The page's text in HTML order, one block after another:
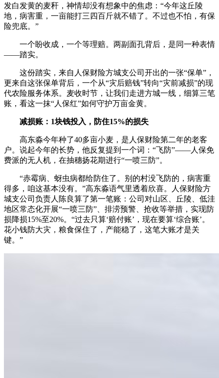
发白发黄的麦秆，神情却没有想象中的焦虑：“今年这丘陵
地，病害重，一亩能打三四百斤就不错了。不过也不怕，有保
险兜底。”
一个盼收成，一个等理赔。两副面孔背后，是同一种表情
——踏实。
这份踏实，来自人保财险方城支公司开出的一张“保单”，
更来自这张保单背后，一个从“灾后赔钱”转向“灾前减损”的现
代农险服务体系。麦收时节，让我们走进方城一线，细算三笔
账，看这一抹“人保红”如何守护万亩金黄。
减损账：1块钱投入，防住15%的损失
高东淼今年种了40多亩小麦，是人保财险第二年的老客
户。说起今年的长势，他反复提到一个词：“飞防”——人保免
费派的无人机，在抽穗扬花期进行“一喷三防”。
“赤霉病、蚜虫病都给防住了。别的村没飞防的，病害重
得多，咱这基本没有。”高东淼语气里透着欣喜。人保财险方
城支公司负责人陈良算了第一笔账：公司对山区、丘陵、低洼
地区常态化开展“一喷三防”、排涝预警、抢收等举措，实现防
损降损15%至20%。“过去只算‘赔付账’，现在要算‘综合账’。
花小钱防大灾，粮食保住了，产能稳了，这笔大账才是关
键。”